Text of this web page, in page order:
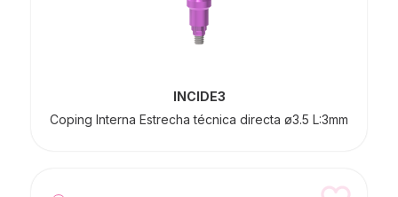
INCIDE3
Coping Interna Estrecha técnica directa ø3.5 L:3mm